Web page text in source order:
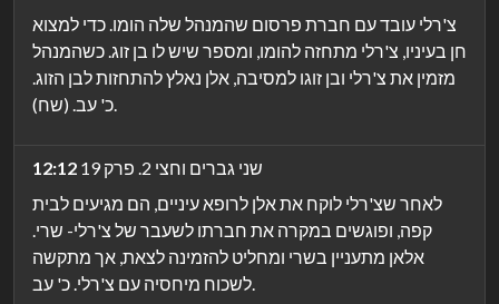
צ'רלי עובד עם חברת פרסום שהמנהל שלה הומו. כדי למצוא
חן בעיניו, צ'רלי מתחזה להומו, ומספר שיש לו בן זוג. כשהמנהל
מזמין את צ'רלי ובן זוגו למסיבה, אלן נאלץ להתחזות לבן הזוג.
כ' עב. (שח).
12:12
שני גברים וחצי 2. פרק 19
לאחר שצ'רלי לוקח את אלן לרופא עיניים, הם מגיעים לבית
קפה, ופוגשים במקרה את חברתו לשעבר של צ'רלי- שרי.
אלאן מתעניין בשרי ומחליט להזמינה לצאת, אך מתקשה
לשכוח מיחסיה עם צ'רלי. כ' עב.